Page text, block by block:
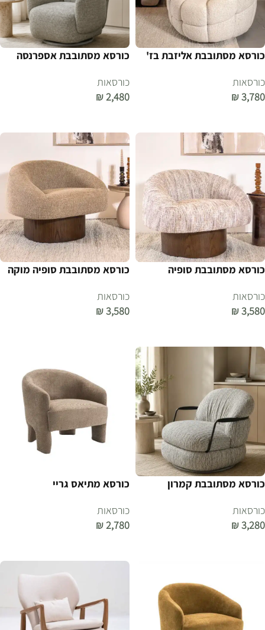
כורסא מסתובבת אליזבת בז'
כורסאות
₪3,780
כורסא מסתובבת אספרנסה
כורסאות
₪2,480
כורסא מסתובבת סופיה
כורסאות
₪3,580
כורסא מסתובבת סופיה מוקה
כורסאות
₪3,580
כורסא מסתובבת קמרון
כורסאות
₪3,280
כורסא מתיאס גריי
כורסאות
₪2,780